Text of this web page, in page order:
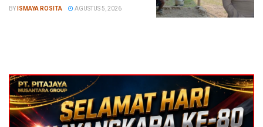
BY ISMAYA ROSITA AGUSTUS 5, 2026